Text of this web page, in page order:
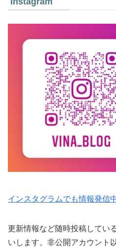
インスタグラムでも情報発信
更新情報など随時投稿してい
いします。非公開アカウント